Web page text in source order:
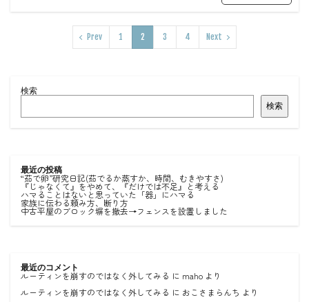
Prev 1 2 3 4 Next
検索
検索
最近の投稿
“茹で卵”研究日記(茹でるか蒸すか、時間、むきやすさ)
『じゃなくて』をやめて、『だけでは不足』と考える
ハマることはないと思っていた「器」にハマる
家族に伝わる頼み方、断り方
中古平屋のブロック塀を撤去→フェンスを設置しました
最近のコメント
ルーティンを崩すのではなく外してみる に maho より
ルーティンを崩すのではなく外してみる に おこさまらんち より